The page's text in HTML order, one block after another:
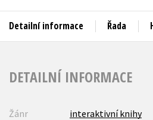
Detailní informace Řada
DETAILNÍ INFORMACE
Žánr
interaktivní knihy